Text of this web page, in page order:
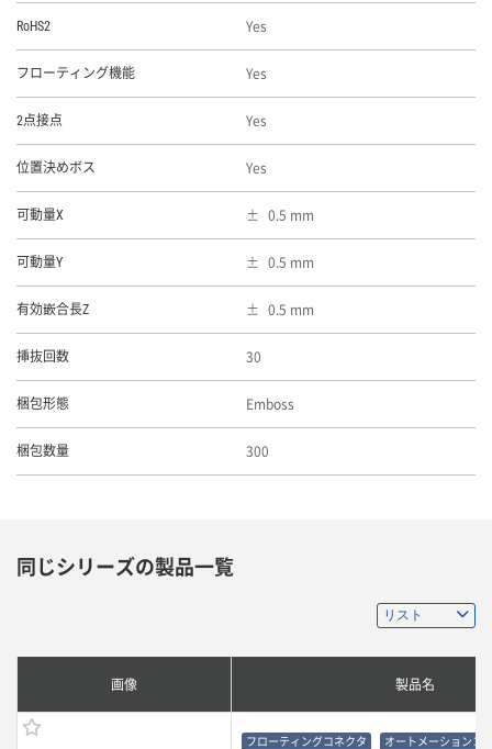
RoHS2 Yes
フローティング機能 Yes
2点接点 Yes
位置決めボス Yes
可動量X 0.5 mm
可動量Y 0.5 mm
有効嵌合長Z 0.5 mm
挿抜回数 30
梱包形態 Emboss
梱包数量 300
同じシリーズの製品一覧
画像 製品名
フローティングコネクタ オートメーションコ